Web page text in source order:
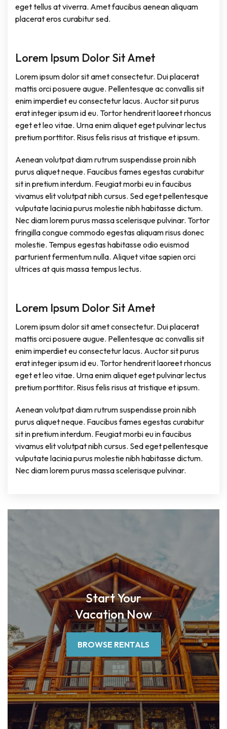
eget tellus at viverra. Amet faucibus aenean aliquam
placerat eros curabitur sed.
Lorem Ipsum Dolor Sit Amet
Lorem ipsum dolor sit amet consectetur. Dui placerat
mattis orci posuere augue. Pellentesque ac convallis sit
enim imperdiet eu consectetur lacus. Auctor sit purus
erat integer ipsum id eu. Tortor hendrerit laoreet rhoncus
eget et leo vitae. Urna enim aliquet eget pulvinar lectus
pretium porttitor. Risus felis risus at tristique et ipsum.
Aenean volutpat diam rutrum suspendisse proin nibh
purus aliquet neque. Faucibus fames egestas curabitur
sit in pretium interdum. Feugiat morbi eu in faucibus
vivamus elit volutpat nibh cursus. Sed eget pellentesque
vulputate lacinia purus molestie nibh habitasse dictum.
Nec diam lorem purus massa scelerisque pulvinar. Tortor
fringilla congue commodo egestas aliquam risus donec
molestie. Tempus egestas habitasse odio euismod
parturient fermentum nulla. Aliquet vitae sapien orci
ultrices at quis massa tempus lectus.
Lorem Ipsum Dolor Sit Amet
Lorem ipsum dolor sit amet consectetur. Dui placerat
mattis orci posuere augue. Pellentesque ac convallis sit
enim imperdiet eu consectetur lacus. Auctor sit purus
erat integer ipsum id eu. Tortor hendrerit laoreet rhoncus
eget et leo vitae. Urna enim aliquet eget pulvinar lectus
pretium porttitor. Risus felis risus at tristique et ipsum.
Aenean volutpat diam rutrum suspendisse proin nibh
purus aliquet neque. Faucibus fames egestas curabitur
sit in pretium interdum. Feugiat morbi eu in faucibus
vivamus elit volutpat nibh cursus. Sed eget pellentesque
vulputate lacinia purus molestie nibh habitasse dictum.
Nec diam lorem purus massa scelerisque pulvinar.
Start Your
Vacation Now
BROWSE RENTALS